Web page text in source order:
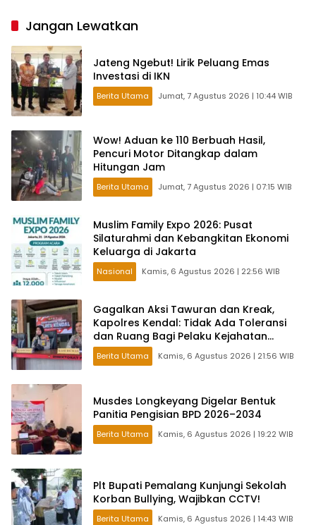
Jangan Lewatkan
Jateng Ngebut! Lirik Peluang Emas
Investasi di IKN
Berita Utama Jumat, 7 Agustus 2026 | 10:44 WIB
Wow! Aduan ke 110 Berbuah Hasil,
Pencuri Motor Ditangkap dalam
Hitungan Jam
Berita Utama Jumat, 7 Agustus 2026 | 07:15 WIB
Muslim Family Expo 2026: Pusat
Silaturahmi dan Kebangkitan Ekonomi
Keluarga di Jakarta
Nasional Kamis, 6 Agustus 2026 | 22:56 WIB
Gagalkan Aksi Tawuran dan Kreak,
Kapolres Kendal: Tidak Ada Toleransi
dan Ruang Bagi Pelaku Kejahatan
Jalanan
Berita Utama Kamis, 6 Agustus 2026 | 21:56 WIB
Musdes Longkeyang Digelar Bentuk
Panitia Pengisian BPD 2026–2034
Berita Utama Kamis, 6 Agustus 2026 | 19:22 WIB
Plt Bupati Pemalang Kunjungi Sekolah
Korban Bullying, Wajibkan CCTV!
Berita Utama Kamis, 6 Agustus 2026 | 14:43 WIB